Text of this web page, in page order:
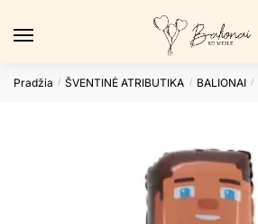
Pradžia / ŠVENTINĖ ATRIBUTIKA / BALIONAI /